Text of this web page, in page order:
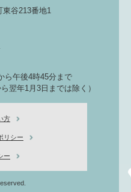
谷213番地1
ら午後4時45分まで
翌年1月3日までは除く）
方
リシー
ー